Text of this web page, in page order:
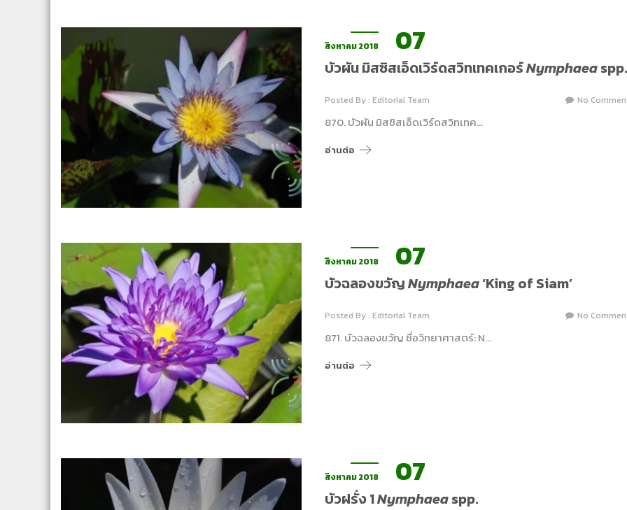
สิงหาคม 2018 07
บัวผัน มิสซิสเอ็ดเวิร์ดสวิทเทคเกอร์Nymphaeaspp.
Posted By : Editorial Team No
870. บัวผัน มิสซิสเอ็ดเวิร์ดสวิทเทค…
อ่านต่อ
สิงหาคม 2018 07
บัวฉลองขวัญNymphaea‘King of Siam’
Posted By : Editorial Team No
871. บัวฉลองขวัญ ชื่อวิทยาศาสตร์: N…
อ่านต่อ
สิงหาคม 2018 07
บัวฝรั่ง 1Nymphaeaspp.